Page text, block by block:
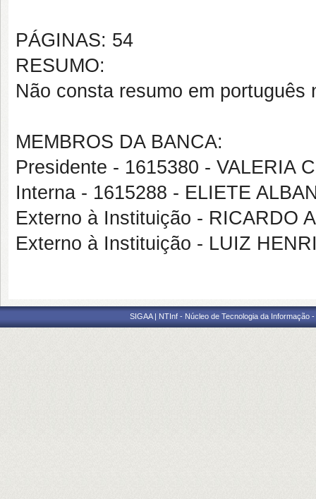
PÁGINAS: 54
RESUMO:
Não consta resumo em português
MEMBROS DA BANCA:
Presidente - 1615380 - VALERIA
Interna - 1615288 - ELIETE
Externo à Instituição - RICARDO
Externo à Instituição - LUIZ
SIGAA | NTInf - Núcleo de Tecnologia da